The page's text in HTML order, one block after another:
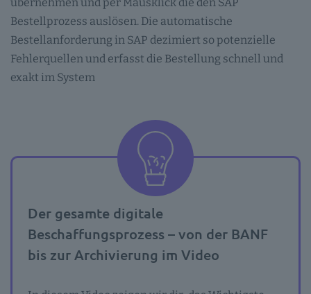
übernehmen und per Mausklick die den SAP
Bestellprozess auslösen. Die automatische
Bestellanforderung in SAP dezimiert so potenzielle
Fehlerquellen und erfasst die Bestellung schnell und
exakt im System
Der gesamte digitale
Beschaffungsprozess – von der BANF
bis zur Archivierung im Video